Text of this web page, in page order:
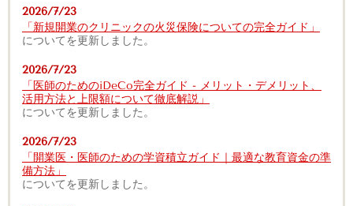
2026/7/23
「新規開業のクリニックの火災保険についての完全ガイド」
についてを更新しました。
2026/7/23
「医師のためのiDeCo完全ガイド - メリット・デメリット、
活用方法と上限額について徹底解説」
についてを更新しました。
2026/7/23
「開業医・医師のための学資積立ガイド｜最適な教育資金の準
備方法」
についてを更新しました。